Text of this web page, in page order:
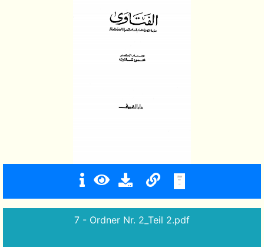
7 - Ordner Nr. 2_Teil 2.pdf